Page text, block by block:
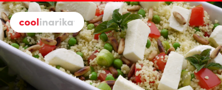
Preskoči na glavni sadržaj